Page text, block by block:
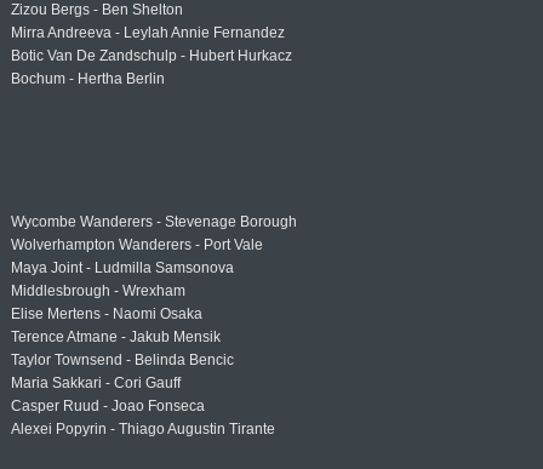
Zizou Bergs - Ben Shelton
Mirra Andreeva - Leylah Annie Fernandez
Botic Van De Zandschulp - Hubert Hurkacz
Bochum - Hertha Berlin
Wycombe Wanderers - Stevenage Borough
Wolverhampton Wanderers - Port Vale
Maya Joint - Ludmilla Samsonova
Middlesbrough - Wrexham
Elise Mertens - Naomi Osaka
Terence Atmane - Jakub Mensik
Taylor Townsend - Belinda Bencic
Maria Sakkari - Cori Gauff
Casper Ruud - Joao Fonseca
Alexei Popyrin - Thiago Augustin Tirante